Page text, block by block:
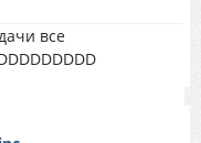
все